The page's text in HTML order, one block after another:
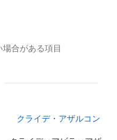
合がある項目
クライデ・アザルコン